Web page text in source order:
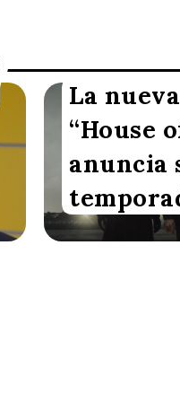
Redacción
La
“House
anuncia